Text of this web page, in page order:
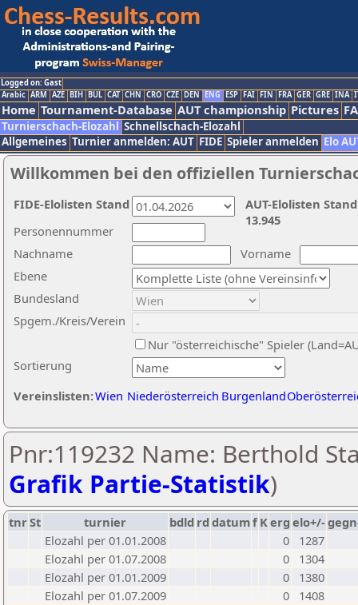
Logged on: Gast
Arabic ARM AZE BIH BUL CAT CHN CRO CZE DEN ENG ESP FAI FIN FRA GER GRE INA
Home Tournament-Database AUT championship Pictures
Turnierschach-Elozahl Schnellschach-Elozahl
Allgemeines Turnier anmelden: AUT FIDE Spieler anmelden Elo
Willkommen bei den offiziellen
Nachname
Vorname
Ebene
Sortierung
Personennummer
Bundesland
Spgem./Kreis/Verein
Nur "österreichische" Spieler
Vereinslisten:Wien Niederösterreich Burgenland
AUT-Elolisten
13.945
FIDE-Elolisten Stand
Pnr:119232 Name: Berthold
Grafik Partie-Statistik)
tnrSt turnier bdld rd datumf Kerg elo+/-
Elozahl per 01.01.2008
0
1287
Elozahl per 01.07.2008
0
1304
Elozahl per 01.01.2009
0
1380
Elozahl per 01.07.2009
0
1408